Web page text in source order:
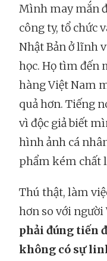
Mình may mắn
công ty, tổ chức
Nhật Bản ở lĩnh
học. Họ tìm đến
hàng Việt Nam
quả hơn. Tiếng
vì độc giả biết
hình ảnh cá
phẩm kém chất
Thú thật, làm
hơn so với người
phải đúng tiến
không có sự